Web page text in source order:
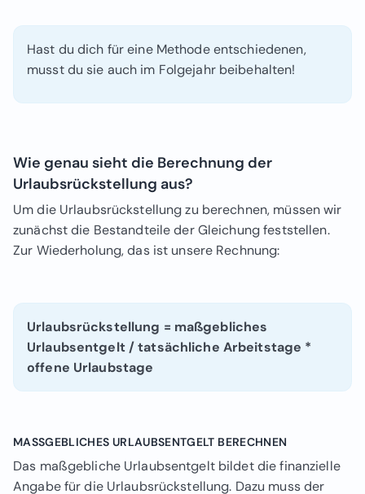
Hast du dich für eine Methode entschiedenen,
musst du sie auch im Folgejahr beibehalten!
Wie genau sieht die Berechnung der
Urlaubsrückstellung aus?
Um die Urlaubsrückstellung zu berechnen, müssen wir
zunächst die Bestandteile der Gleichung feststellen.
Zur Wiederholung, das ist unsere Rechnung:
Urlaubsrückstellung = maßgebliches
Urlaubsentgelt / tatsächliche Arbeitstage *
offene Urlaubstage
MASSGEBLICHES URLAUBSENTGELT BERECHNEN
Das maßgebliche Urlaubsentgelt bildet die finanzielle
Angabe für die Urlaubsrückstellung. Dazu muss der